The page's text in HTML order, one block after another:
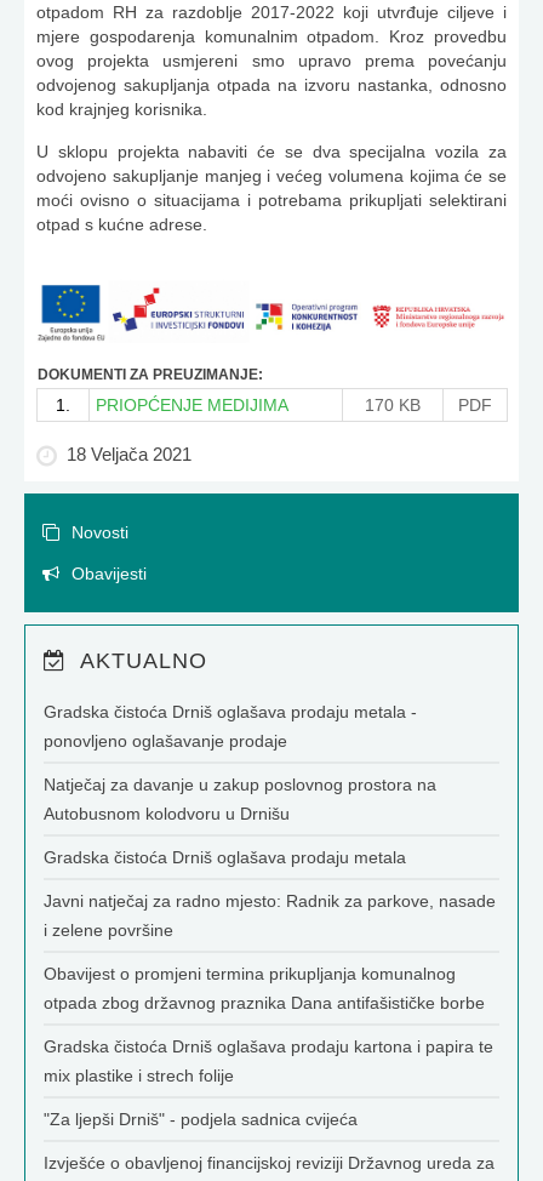
otpadom RH za razdoblje 2017-2022 koji utvrđuje ciljeve i
mjere gospodarenja komunalnim otpadom. Kroz provedbu
ovog projekta usmjereni smo upravo prema povećanju
odvojenog sakupljanja otpada na izvoru nastanka, odnosno
kod krajnjeg korisnika.
U sklopu projekta nabaviti će se dva specijalna vozila za
odvojeno sakupljanje manjeg i većeg volumena kojima će se
moći ovisno o situacijama i potrebama prikupljati selektirani
otpad s kućne adrese.
DOKUMENTI ZA PREUZIMANJE:
1. PRIOPĆENJE MEDIJIMA 170 KB PDF
18 Veljača 2021
Novosti
Obavijesti
AKTUALNO
Gradska čistoća Drniš oglašava prodaju metala -
ponovljeno oglašavanje prodaje
Natječaj za davanje u zakup poslovnog prostora na
Autobusnom kolodvoru u Drnišu
Gradska čistoća Drniš oglašava prodaju metala
Javni natječaj za radno mjesto: Radnik za parkove, nasade
i zelene površine
Obavijest o promjeni termina prikupljanja komunalnog
otpada zbog državnog praznika Dana antifašističke borbe
Gradska čistoća Drniš oglašava prodaju kartona i papira te
mix plastike i strech folije
"Za ljepši Drniš" - podjela sadnica cvijeća
Izvješće o obavljenoj financijskoj reviziji Državnog ureda za